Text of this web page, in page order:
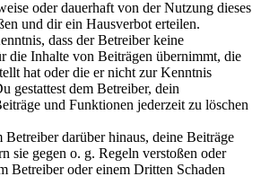
oder dauerhaft von der Nutzung dieses
und dir ein Hausverbot erteilen.
dass der Betreiber keine
die Inhalte von Beiträgen übernimmt, die
hat oder die er nicht zur Kenntnis
gestattest dem Betreiber, dein
und Funktionen jederzeit zu löschen
Betreiber darüber hinaus, deine Beiträge
sie gegen o. g. Regeln verstoßen oder
Betreiber oder einem Dritten Schaden